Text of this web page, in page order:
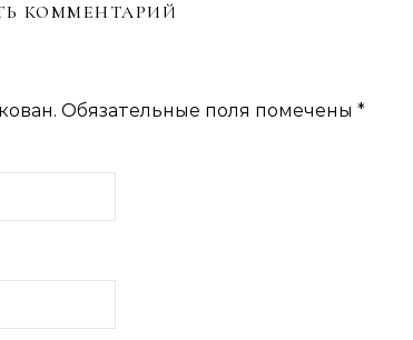
КОММЕНТАРИЙ
Обязательные поля помечены *